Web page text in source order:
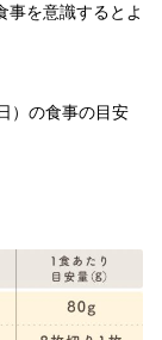
事を意識するとよ
）の食事の目安